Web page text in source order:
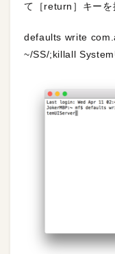
て［return］キーを
defaults write
~/SS/;killall